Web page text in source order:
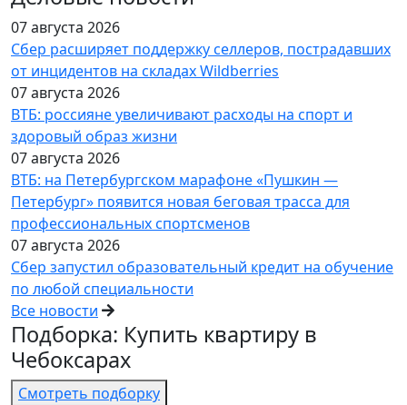
07 августа 2026
Сбер расширяет поддержку селлеров, пострадавших
от инцидентов на складах Wildberries
07 августа 2026
ВТБ: россияне увеличивают расходы на спорт и
здоровый образ жизни
07 августа 2026
ВТБ: на Петербургском марафоне «Пушкин —
Петербург» появится новая беговая трасса для
профессиональных спортсменов
07 августа 2026
Сбер запустил образовательный кредит на обучение
по любой специальности
Все новости
Подборка: Купить квартиру в
Чебоксарах
Смотреть подборку